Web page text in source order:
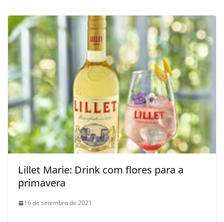
Lillet Marie: Drink com flores para a
primavera
16 de setembro de 2021